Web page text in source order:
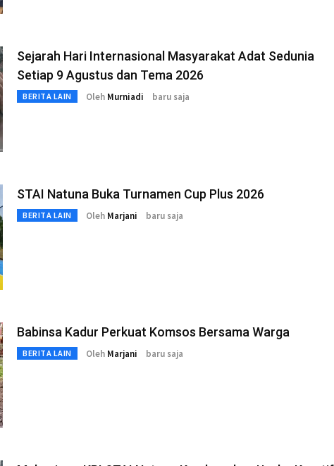
Sejarah Hari Internasional Masyarakat Adat Sedunia
Setiap 9 Agustus dan Tema 2026
BERITA LAIN Oleh Murniadi baru saja
STAI Natuna Buka Turnamen Cup Plus 2026
BERITA LAIN Oleh Marjani baru saja
Babinsa Kadur Perkuat Komsos Bersama Warga
BERITA LAIN Oleh Marjani baru saja